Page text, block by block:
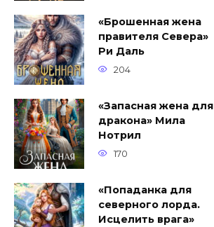
«Брошенная жена
правителя Севера»
Ри Даль
204
«Запасная жена для
дракона» Мила
Нотрил
170
«Попаданка для
северного лорда.
Исцелить врага»